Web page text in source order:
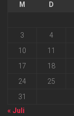
M D
3
4
10
11
17
18
24
25
31
« Juli